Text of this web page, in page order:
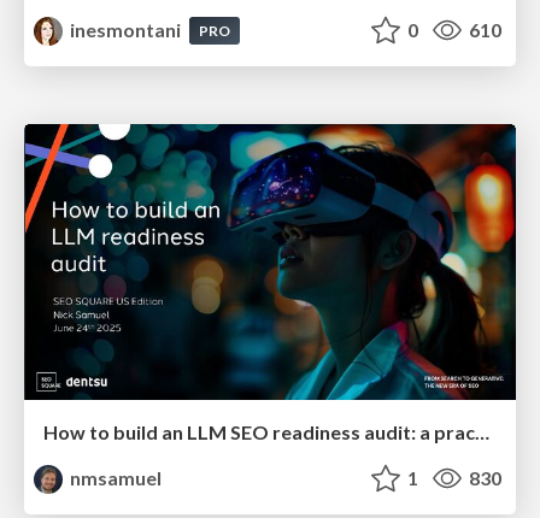
inesmontani
PRO 0 610
How to build an LLM SEO readiness audit: a practical framework
nmsamuel
1 830